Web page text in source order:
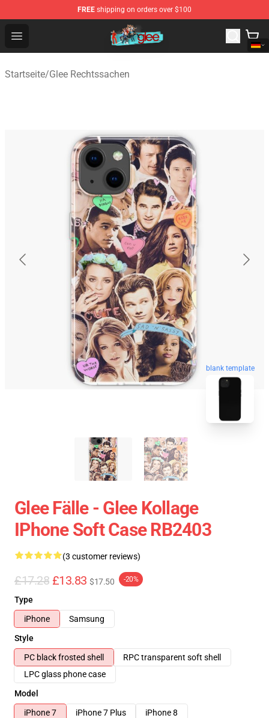
FREE shipping on orders over $100
Open menu
Glee Store - Official Glee Merchandise Shop
Startseite/Glee Rechtssachen
blank template
Glee Fälle - Glee Kollage
IPhone Soft Case RB2403
(3 customer reviews)
£17.28 £13.83 $17.50 -20%
Type
iPhone
Samsung
Style
PC black frosted shell
RPC transparent soft shell
LPC glass phone case
Model
iPhone 7
iPhone 7 Plus
iPhone 8